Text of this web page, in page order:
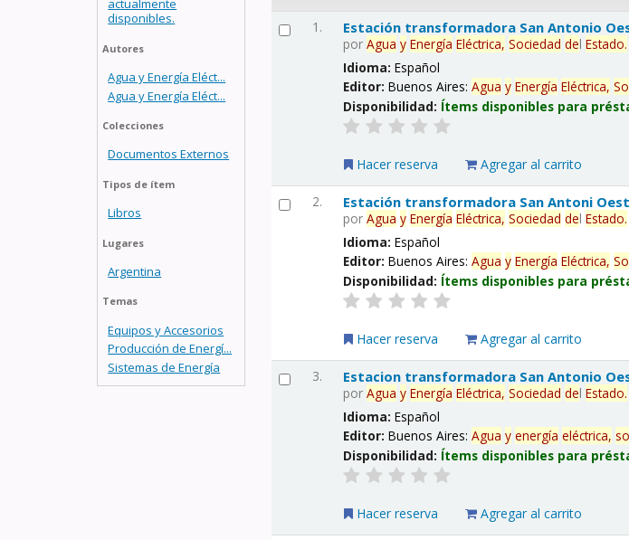
actualmente
disponibles.
Autores
Agua y Energía Eléct...
Agua y Energía Eléct...
Colecciones
Documentos Externos
Tipos de ítem
Libros
Lugares
Argentina
Temas
Equipos y Accesorios
Producción de Energí...
Sistemas de Energía
1. Estación transformadora San Antonio
porAgua y Energía Eléctrica, Sociedad delEstado.
Idioma:Español
Editor:Buenos Aires:Agua y Energía Eléctrica,
Disponibilidad: Ítems disponibles para
Hacer reserva Agregar al carrito
2. Estación transformadora San Antoni
porAgua y Energía Eléctrica, Sociedad delEstado.
Idioma:Español
Editor:Buenos Aires:Agua y Energía Eléctrica,
Disponibilidad: Ítems disponibles para
Hacer reserva Agregar al carrito
3. Estacion transformadora San Antonio
porAgua y Energía Eléctrica, Sociedad delEstado.
Idioma:Español
Editor:Buenos Aires:Agua y energía eléctrica,
Disponibilidad: Ítems disponibles para
Hacer reserva Agregar al carrito